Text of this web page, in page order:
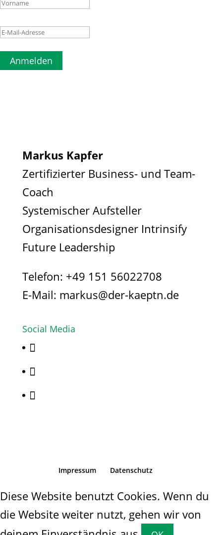
Anmelden
Markus Kapfer
Zertifizierter Business- und Team-
Coach
Systemischer Aufsteller
Organisationsdesigner Intrinsify
Future Leadership
Telefon: +49 151 56022708
E-Mail: markus@der-kaeptn.de
Social Media



Impressum Datenschutz
Diese Website benutzt Cookies. Wenn du
die Website weiter nutzt, gehen wir von